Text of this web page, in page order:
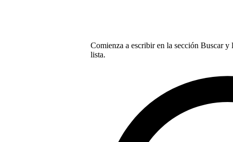
Comienza a escribir en la sección Buscar
lista.